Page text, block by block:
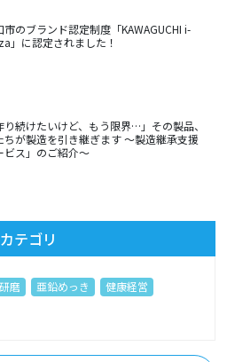
市のブランド認定制度「KAWAGUCHI i-
」に認定されました！
り続けたいけど、もう限界…」その製品、
ちが製造を引き継ぎます ～製造継承支援
ビス」のご紹介～
カテゴリ
磨 亜鉛めっき
健康経営